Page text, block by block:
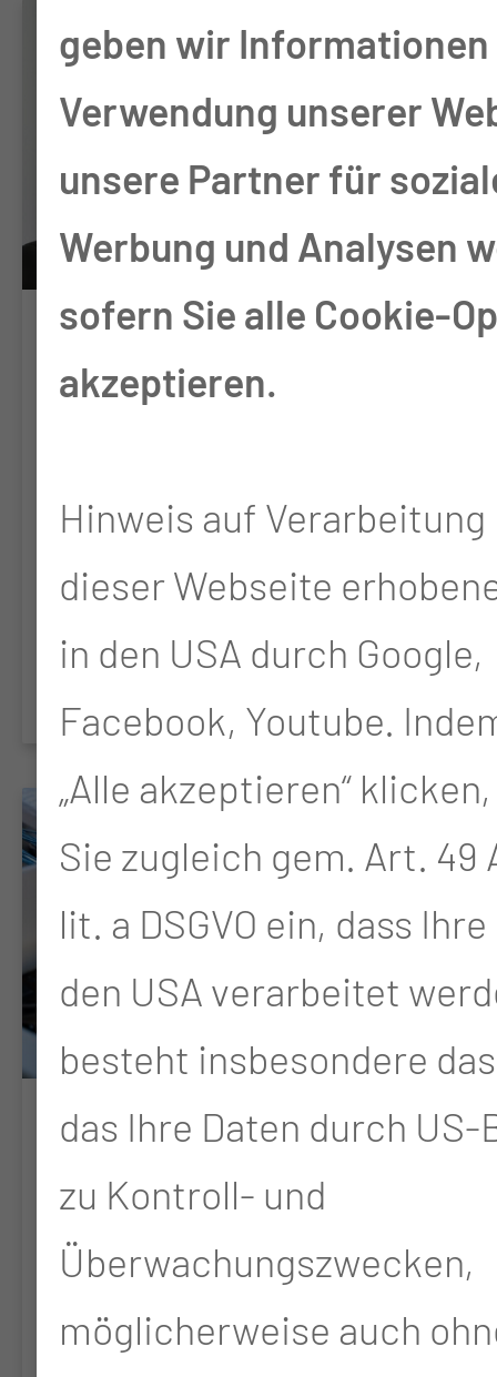
PD Dr. med.
Ermächtigungssprechstunde
Operative
Behandlungen von
Erkrankungen des
Rachens, des
geben wir Informationen
Verwendung unserer
unsere Partner für
Werbung und Analysen
sofern Sie alle Cookie-
akzeptieren.
Hinweis auf
dieser Webseite
in den USA durch Google,
Facebook, Youtube.
„Alle akzeptieren“
Sie zugleich gem. Art. 49
lit. a DSGVO ein, dass
den USA verarbeitet
besteht insbesondere
das Ihre Daten durch US-
zu Kontroll- und
Überwachungszwecken,
möglicherweise auch